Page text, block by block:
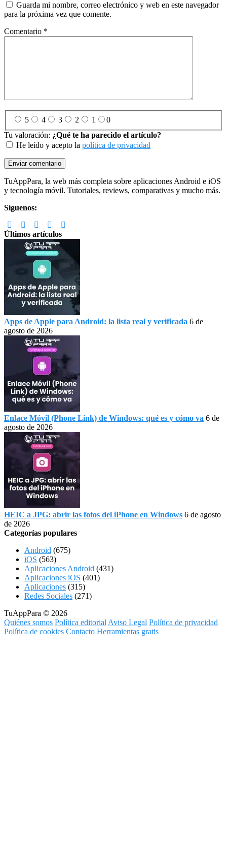
Guarda mi nombre, correo electrónico y web en este navegador
para la próxima vez que comente.
Comentario *
5 4 3 2 1
0
Tu valoración: ¿Qué te ha parecido el artículo?
He leído y acepto la política de privacidad
Footer
TuAppPara, la web más completa sobre aplicaciones Android e iOS
y tecnología móvil. Tutoriales, reviews, comparativas y mucho más.
Síguenos:
Últimos artículos
Apps de Apple para Android: la lista real y verificada 6 de
agosto de 2026
Enlace Móvil (Phone Link) de Windows: qué es y cómo va 6 de
agosto de 2026
HEIC a JPG: abrir las fotos del iPhone en Windows 6 de agosto
de 2026
Categorías populares
Android (675)
iOS (563)
Aplicaciones Android (431)
Aplicaciones iOS (401)
Aplicaciones (315)
Redes Sociales (271)
TuAppPara © 2026
Quiénes somos Política editorial Aviso Legal Política de privacidad
Política de cookies Contacto Herramientas gratis